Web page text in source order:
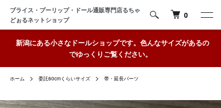
ブライス・プーリップ・ドール通販専門店るちゃ
どぉるネットショップ
0
新潟にある小さなドールショップです。色んなサイズがあるの
でゆっくりご覧ください。
ホーム 委託60cmくらいサイズ 帯・延長パーツ